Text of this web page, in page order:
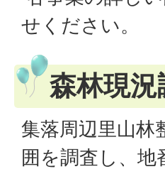
せください。
森林現
集落周辺里山林
囲を調査し、